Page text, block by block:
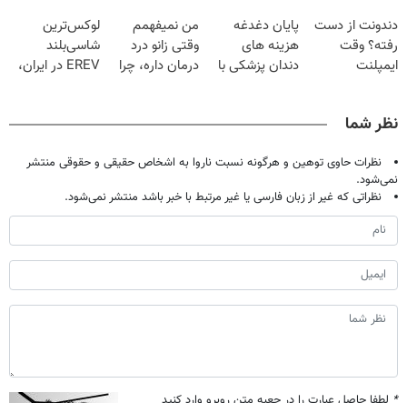
میلیون تومان!!!
دندونت از دست
رفته؟ وقت
ایمپلنت
پایان دغدغه
هزینه های
دندان پزشکی با
من نمیفهمم
وقتی زانو درد
درمان داره، چرا
لوکس‌ترین
شاسی‌بلند
EREV در ایران،
نظر شما
نظرات حاوی توهین و هرگونه نسبت ناروا به اشخاص حقیقی و حقوقی منتشر
نمی‌شود.
نظراتی که غیر از زبان فارسی یا غیر مرتبط با خبر باشد منتشر نمی‌شود.